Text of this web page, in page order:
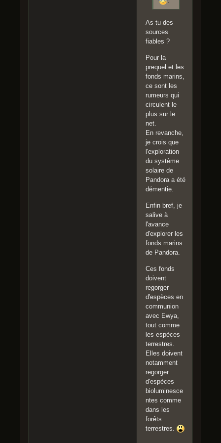
As-tu des
sources
fiables ?
Pour la
prequel et les
fonds marins,
ce sont les
rumeurs qui
circulent le
plus sur le
net.
En revanche,
je crois que
l'exploration
du système
solaire de
Pandora a été
démentie.
Enfin bref, je
salive à
l'avance
d'explorer les
fonds marins
de Pandora.
Ces fonds
doivent
regorger
d'espèces en
communion
avec Ewya,
tout comme
les espèces
terrestres.
Elles doivent
notamment
regorger
d'espèces
bioluminesce
ntes comme
dans les
forêts
terrestres.